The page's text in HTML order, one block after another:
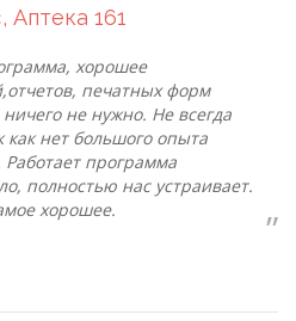
161
хорошее
печатных форм
не нужно. Не всегда
как нет большого опыта
программа
полностью нас устраивает.
хорошее.